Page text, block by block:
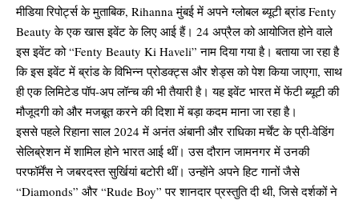
मीडिया रिपोर्ट्स के मुताबिक, Rihanna मुंबई में अपने ग्लोबल ब्यूटी ब्रांड Fenty
Beauty के एक खास इवेंट के लिए आई हैं। 24 अप्रैल को आयोजित होने वाले
इस इवेंट को “Fenty Beauty Ki Haveli” नाम दिया गया है। बताया जा रहा है
कि इस इवेंट में ब्रांड के विभिन्न प्रोडक्ट्स और शेड्स को पेश किया जाएगा, साथ
ही एक लिमिटेड पॉप-अप लॉन्च की भी तैयारी है। यह इवेंट भारत में फेंटी ब्यूटी की
मौजूदगी को और मजबूत करने की दिशा में बड़ा कदम माना जा रहा है।
इससे पहले रिहाना साल 2024 में अनंत अंबानी और राधिका मर्चेंट के प्री-वेडिंग
सेलिब्रेशन में शामिल होने भारत आई थीं। उस दौरान जामनगर में उनकी
परफॉर्मेंस ने जबरदस्त सुर्खियां बटोरी थीं। उन्होंने अपने हिट गानों जैसे
“Diamonds” और “Rude Boy” पर शानदार प्रस्तुति दी थी, जिसे दर्शकों ने